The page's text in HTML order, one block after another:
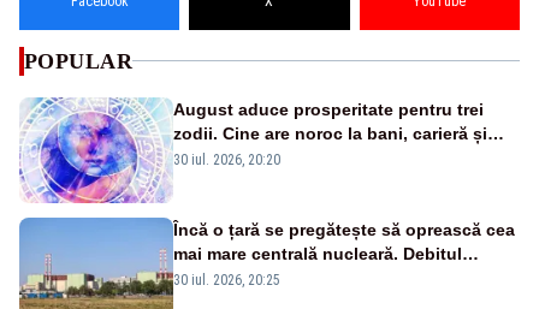
POPULAR
August aduce prosperitate pentru trei
zodii. Cine are noroc la bani, carieră și
iubire
30 iul. 2026, 20:20
Încă o țară se pregătește să oprească cea
mai mare centrală nucleară. Debitul
Dunării a ajuns la un nivel critic
30 iul. 2026, 20:25